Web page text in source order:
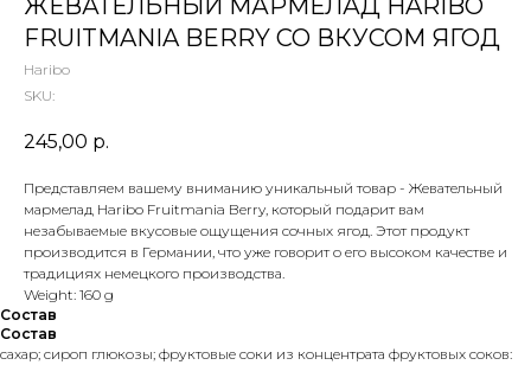
ЖЕВАТЕЛЬНЫЙ МАРМЕЛАД HARIBO
FRUITMANIA BERRY СО ВКУСОМ ЯГОД
Haribo
SKU:
245,00 р.
Представляем вашему вниманию уникальный товар - Жевательный
мармелад Haribo Fruitmania Berry, который подарит вам
незабываемые вкусовые ощущения сочных ягод. Этот продукт
производится в Германии, что уже говорит о его высоком качестве и
традициях немецкого производства.
Weight: 160 g
Состав
Состав
сахар; сироп глюкозы; фруктовые соки из концентрата фруктовых соков: